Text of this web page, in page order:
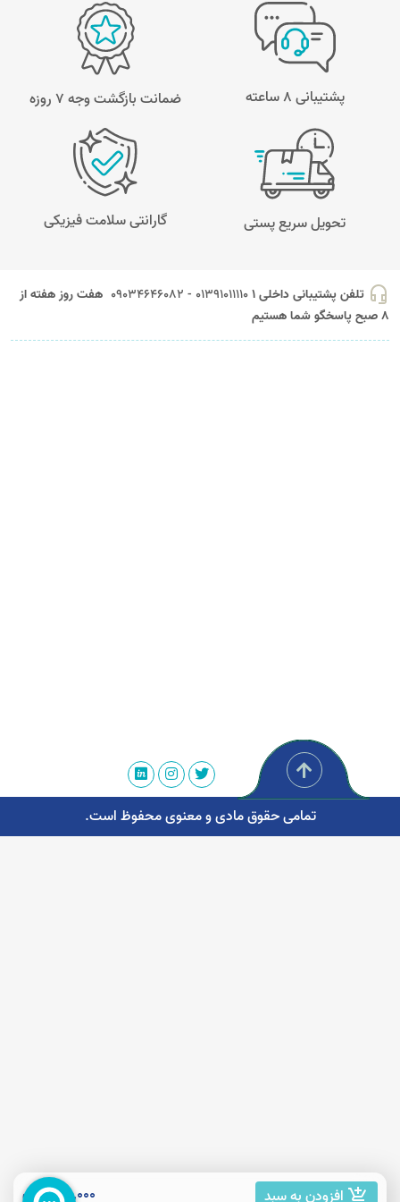
add_shopping_cart افزودن به سبد 65,000 تومان
پشتیبانی 8 ساعته ضمانت بازگشت وجه ۷ روزه
تحویل سریع پستی گارانتی سلامت فیزیکی
headset_mic تلفن پشتیبانی داخلی 1 01391011110 - 09034646082
هفت روز هفته از
8 صبح پاسخگو شما هستیم
تمامی حقوق مادی و معنوی محفوظ است.